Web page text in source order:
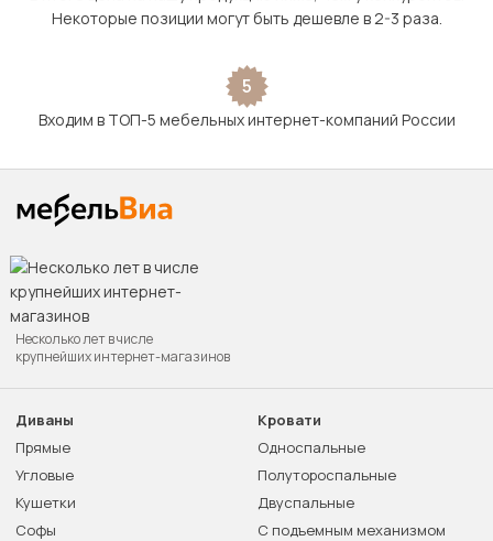
Некоторые позиции могут быть дешевле в 2-3 раза.
5
Входим в ТОП-5 мебельных интернет-компаний России
Несколько лет в числе
крупнейших интернет-магазинов
Диваны
Прямые
Угловые
Кушетки
Софы
Кровати
Односпальные
Полутороспальные
Двуспальные
С подъемным механизмом